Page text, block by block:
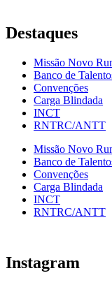
Destaques
Missão Novo
Banco de
Convenções
Carga Blindada
INCT
RNTRC/ANTT
Missão Novo
Banco de
Convenções
Carga Blindada
INCT
RNTRC/ANTT
Instagram